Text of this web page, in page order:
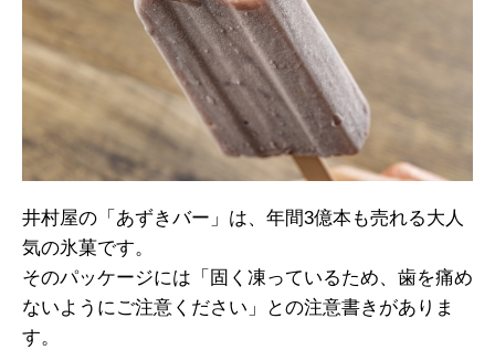
井村屋の「あずきバー」は、年間3億本も売れる大人
気の氷菓です。
そのパッケージには「固く凍っているため、歯を痛め
ないようにご注意ください」との注意書きがありま
す。